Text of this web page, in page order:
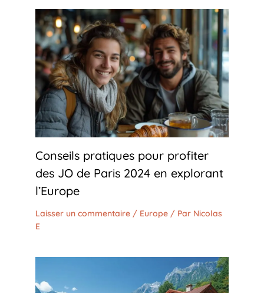
Conseils pratiques pour profiter
des JO de Paris 2024 en explorant
l’Europe
Laisser un commentaire / Europe / Par Nicolas
E